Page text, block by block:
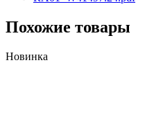
Похожие товары
Новинка